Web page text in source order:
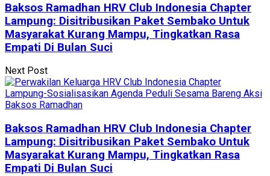
Baksos Ramadhan HRV Club Indonesia Chapter
Lampung: Disitribusikan Paket Sembako Untuk
Masyarakat Kurang Mampu, Tingkatkan Rasa
Empati Di Bulan Suci
Next Post
Baksos Ramadhan HRV Club Indonesia Chapter
Lampung: Disitribusikan Paket Sembako Untuk
Masyarakat Kurang Mampu, Tingkatkan Rasa
Empati Di Bulan Suci